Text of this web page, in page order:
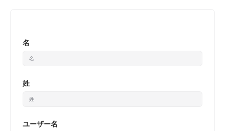
名
姓
ユーザー名